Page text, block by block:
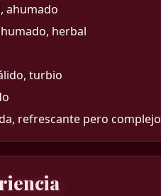
ahumado
herbal
turbio
refrescante pero complejo